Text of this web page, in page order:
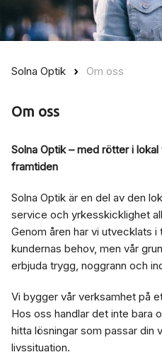
Solna Optik Om oss
Om oss
Solna Optik – med rötter i
framtiden
Solna Optik är en del av den
service och yrkesskicklighet
Genom åren har vi utvecklats
kundernas behov, men vår
erbjuda trygg, noggrann och
Vi bygger vår verksamhet på
Hos oss handlar det inte bara
hitta lösningar som passar din
livssituation.